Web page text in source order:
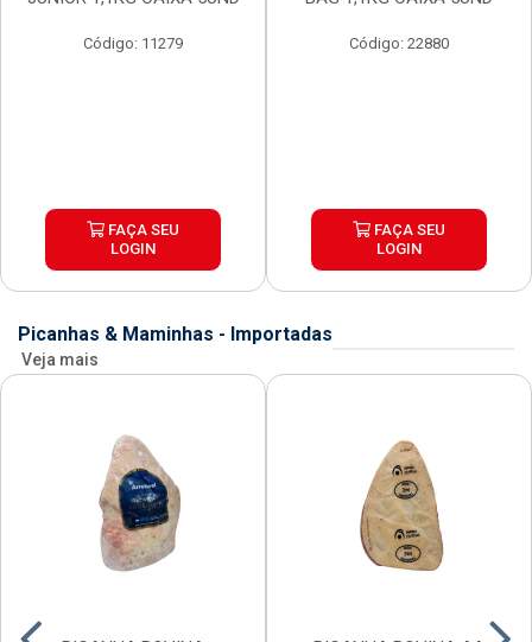
Código: 11279
FAÇA SEU
LOGIN
Código: 22880
FAÇA SEU
LOGIN
Picanhas & Maminhas - Importadas
Veja mais